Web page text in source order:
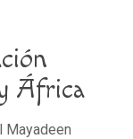
África
Mayadeen